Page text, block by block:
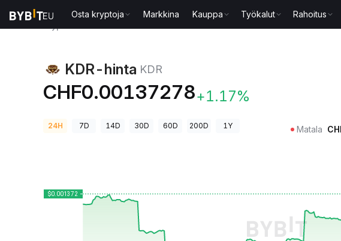
Osta kryptoja Markkina Kauppa Työkalut Rahoitus
KDR-hinta KDR
CHF0.00137278+1.17%
24H 7D 14D 30D 60D 200D 1Y Matala